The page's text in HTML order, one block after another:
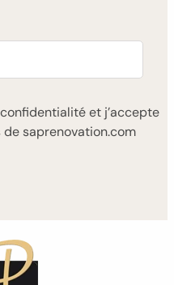
et j’accepte
saprenovation.com